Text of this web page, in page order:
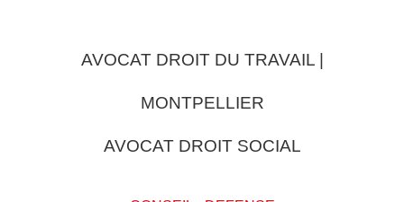
AVOCAT DROIT DU TRAVAIL |
MONTPELLIER
AVOCAT DROIT SOCIAL